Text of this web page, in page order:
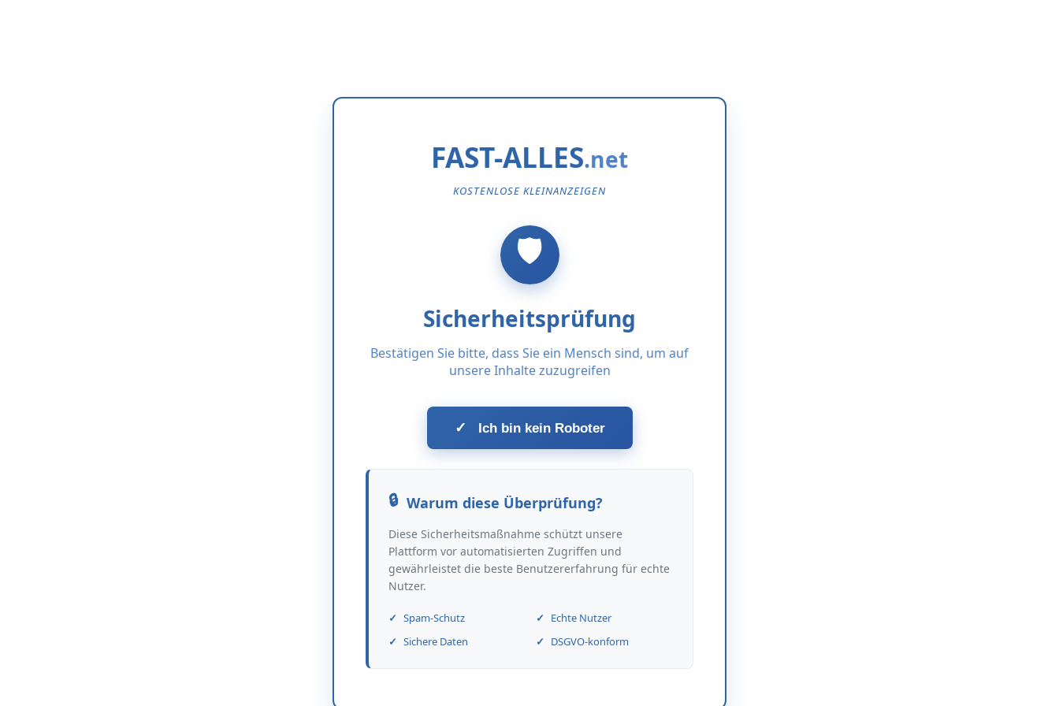
FAST-ALLES
KOSTENLOSE KLEINANZEIGEN
Sicherheitsprüfung
Bestätigen Sie bitte, dass Sie ein Mensch sind, um auf
unsere Inhalte zuzugreifen
✓ Ich bin kein Roboter
Warum diese Überprüfung?
Diese Sicherheitsmaßnahme schützt unsere
Plattform vor automatisierten Zugriffen und
gewährleistet die beste Benutzererfahrung für echte
Nutzer.
Spam-Schutz
Echte Nutzer
Sichere Daten
DSGVO-konform